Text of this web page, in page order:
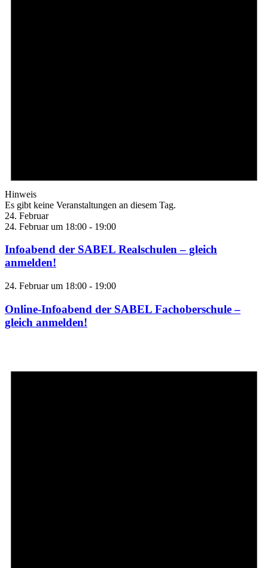
Hinweis
Es gibt keine Veranstaltungen an diesem Tag.
24. Februar
24. Februar um 18:00 - 19:00
Infoabend der SABEL Realschulen – gleich
anmelden!
24. Februar um 18:00 - 19:00
Online-Infoabend der SABEL Fachoberschule –
gleich anmelden!